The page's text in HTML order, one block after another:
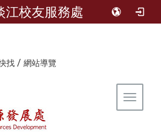
江校友服務處
找 / 網站導覽
Toggle